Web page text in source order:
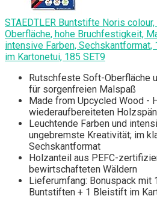
STAEDTLER Buntstifte Noris
Oberfläche, hohe Bruchfestigkeit,
intensive Farben,
im Kartonetui, 185 SET9
Rutschfeste Soft-Oberfläche
für sorgenfreien Malspaß
Made from Upcycled Wood -
wiederaufbereiteten
Leuchtende Farben und
ungebremste Kreativität; im
Sechskantformat
Holzanteil aus PEFC-
bewirtschafteten Wäldern
Lieferumfang: Bonuspack mit
Buntstiften + 1 Bleistift im